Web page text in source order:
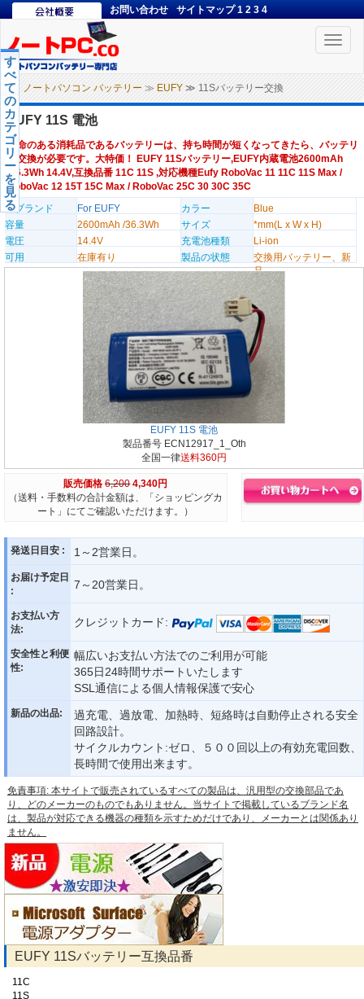
お問い合わせ サイトマップ 1 2 3 4
Toggle
ノートパソコン バッテリー ≫ EUFY ≫ 11Sバッテリー交換
す
べ
て
の
カ
テ
ゴ
リ
ー
を
見
る
EUFY 11S 電池
寿命のある消耗品であるバッテリーは、持ち時間が短くなってきたら、バッテリ
ー交換が必要です。大特価！ EUFY 11Sバッテリー,EUFY内蔵電池2600mAh
/36.3Wh 14.4V,互換品番 11C 11S ,対応機種Eufy RoboVac 11 11C 11S Max /
RoboVac 12 15T 15C Max / RoboVac 25C 30 30C 35C
のブランド
For EUFY カラー
Blue
容量
2600mAh /36.3Wh サイズ
*mm(L x W x H)
電圧
14.4V 充電池種類
Li-ion
可用
在庫有り 製品の状態
交換用バッテリー、新
品
EUFY 11S 電池
製品番号 ECN12917_1_Oth
全国一律送料360円
販売価格 6,200 4,340円
（送料・手数料の合計金額は、「ショッピングカ
ート」にてご確認いただけます。）
発送日目安 : 1～2営業日。
お届け予定日
:
7～20営業日。
お支払い方
法:
クレジットカード:
安全性と利便
性:
幅広いお支払い方法でのご利用が可能
365日24時間サポートいたします
SSL通信による個人情報保護で安心
新品の出品:
過充電、過放電、加熱時、短絡時は自動停止される安全
回路設計。
サイクルカウント:ゼロ、５００回以上の有効充電回数、
長時間で使用出来ます。
免責事項: 本サイトで販売されているすべての製品は、汎用型の交換部品であ
り、どのメーカーのものでもありません。当サイトで掲載しているブランド名
は、製品が対応できる機器の種類を示すためだけであり、メーカーとは関係あり
ません。
EUFY 11Sバッテリー互換品番
11C
11S